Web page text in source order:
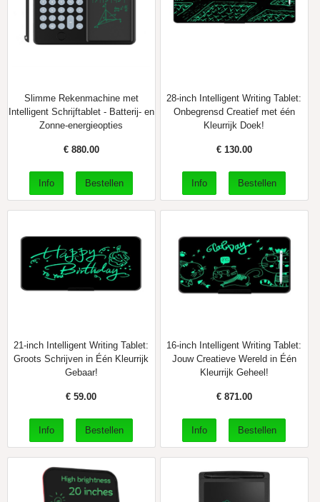
Slimme Rekenmachine met
Intelligent Schrijftablet - Batterij- en
Zonne-energieopties
€ 880.00
28-inch Intelligent Writing Tablet:
Onbegrensd Creatief met één
Kleurrijk Doek!
€ 130.00
21-inch Intelligent Writing Tablet:
Groots Schrijven in Één Kleurrijk
Gebaar!
€59.00
16-inch Intelligent Writing Tablet:
Jouw Creatieve Wereld in Één
Kleurrijk Geheel!
€ 871.00